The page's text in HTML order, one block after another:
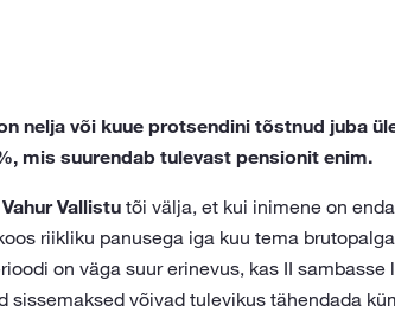
nelja või kuue protsendini tõstnud juba
mis suurendab tulevast pensionit enim.
Vahur Vallistutõi välja, et kui inimene on
riikliku panusega iga kuu tema
on väga suur erinevus, kas II
sissemaksed võivad tulevikus tähendada